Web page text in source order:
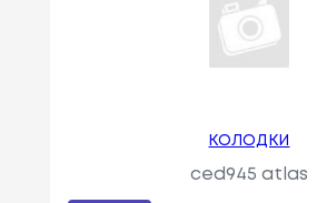
КОЛОДКИ
ced945 atlas